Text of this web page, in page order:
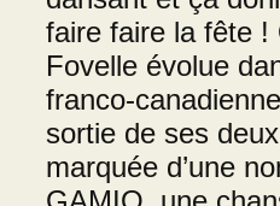
faire faire la fête !
Fovelle évolue
franco-
sortie de ses
marquée d’une